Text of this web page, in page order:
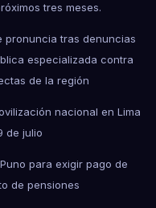
tres meses.
pronuncia tras denuncias
especializada contra
de la región
nacional en Lima
de julio
para exigir pago de
de pensiones